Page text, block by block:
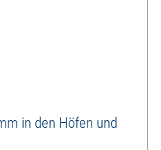
in den Höfen und